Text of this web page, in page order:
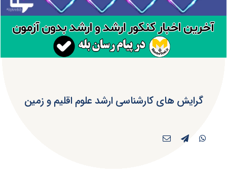
گرایش های کارشناسی ارشد علوم اقلیم و زمین